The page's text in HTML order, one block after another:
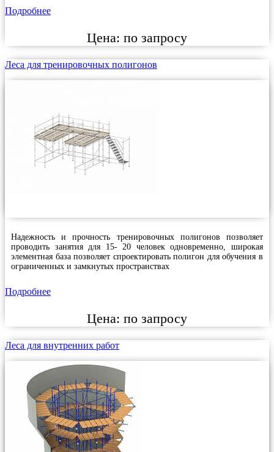
Подробнее
Цена: по запросу
Леса для тренировочных полигонов
Надежность и прочность тренировочных полигонов позволяет
проводить занятия для 15- 20 человек одновременно, широкая
элементная база позволяет спроектировать полигон для обучения в
ограниченных и замкнутых пространствах
Подробнее
Цена: по запросу
Леса для внутренних работ